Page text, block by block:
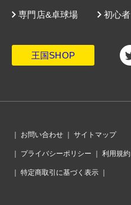
専門店&卓球場 初心者
王国SHOP
｜ お問い合わせ ｜ サイトマップ
｜ プライバシーポリシー ｜ 利用規約
｜ 特定商取引に基づく表示 ｜